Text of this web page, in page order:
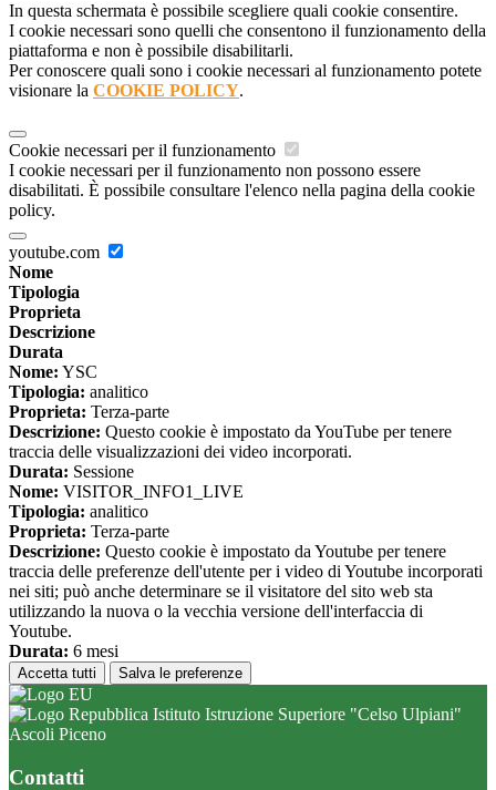
In questa schermata è possibile scegliere quali cookie consentire.
I cookie necessari sono quelli che consentono il funzionamento della
piattaforma e non è possibile disabilitarli.
Per conoscere quali sono i cookie necessari al funzionamento potete
visionare la COOKIE POLICY.
Cookie necessari per il funzionamento
I cookie necessari per il funzionamento non possono essere
disabilitati. È possibile consultare l'elenco nella pagina della cookie
policy.
youtube.com
Nome
Tipologia
Proprieta
Descrizione
Durata
Nome: YSC
Tipologia: analitico
Proprieta: Terza-parte
Descrizione: Questo cookie è impostato da YouTube per tenere
traccia delle visualizzazioni dei video incorporati.
Durata: Sessione
Nome: VISITOR_INFO1_LIVE
Tipologia: analitico
Proprieta: Terza-parte
Descrizione: Questo cookie è impostato da Youtube per tenere
traccia delle preferenze dell'utente per i video di Youtube incorporati
nei siti; può anche determinare se il visitatore del sito web sta
utilizzando la nuova o la vecchia versione dell'interfaccia di
Youtube.
Durata: 6 mesi
Accetta tutti Salva le preferenze
Istituto Istruzione Superiore "Celso Ulpiani"
Ascoli Piceno
Contatti